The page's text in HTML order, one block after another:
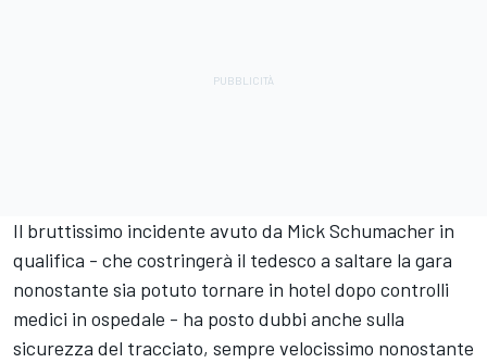
Il bruttissimo incidente avuto da Mick Schumacher in
qualifica - che costringerà il tedesco a saltare la gara
nonostante sia potuto tornare in hotel dopo controlli
medici in ospedale - ha posto dubbi anche sulla
sicurezza del tracciato, sempre velocissimo nonostante